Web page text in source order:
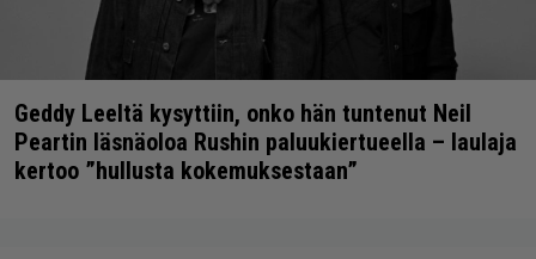
Geddy Leeltä kysyttiin, onko hän tuntenut Neil
Peartin läsnäoloa Rushin paluukiertueella – laulaja
kertoo ”hullusta kokemuksestaan”